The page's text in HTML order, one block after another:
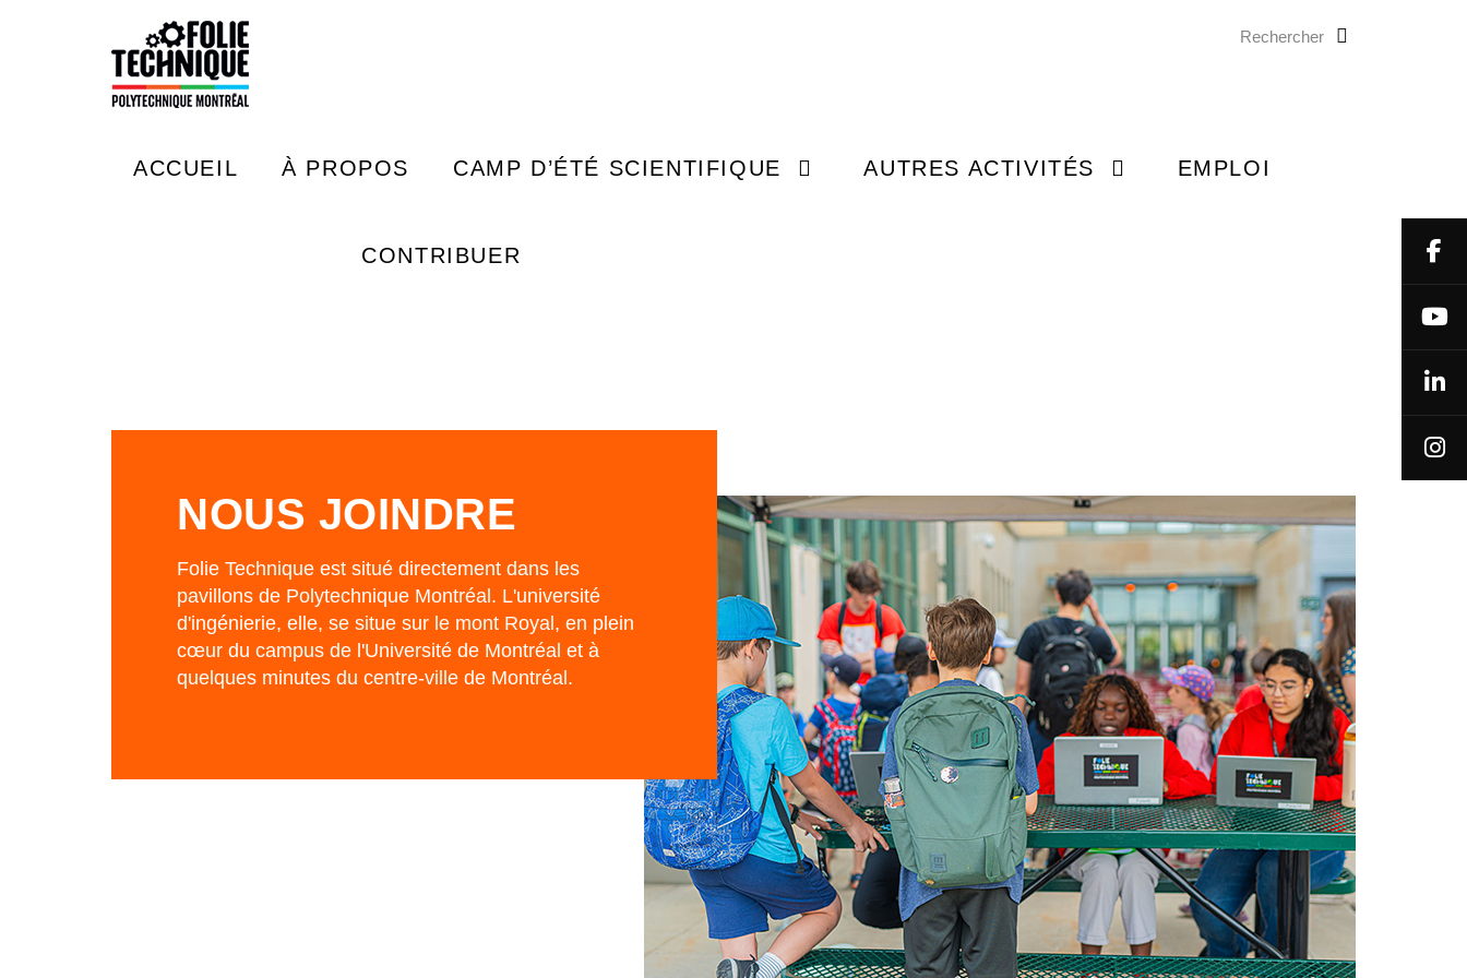
Rechercher
Rechercher
ACCUEIL À PROPOS CAMP D’ÉTÉ SCIENTIFIQUE
ADO (15 À 17 ANS) AUTRES ACTIVITÉS
ÉVÉNEMENTS EMPLOI
CONTRIBUER
NOUS JOINDRE
Folie Technique est situé directement dans les
pavillons de Polytechnique Montréal. L'université
d'ingénierie, elle, se situe sur le mont Royal, en plein
cœur du campus de l'Université de Montréal et à
quelques minutes du centre-ville de Montréal.